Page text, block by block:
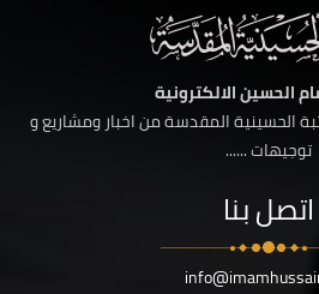
الحسين الالكترونية
الحسينية المقدسة من اخبار ومشاريع و
توجيهات ......
اتصل بنا